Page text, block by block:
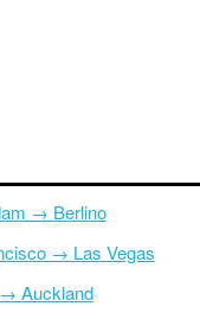
→ Berlino
→ Las Vegas
Auckland